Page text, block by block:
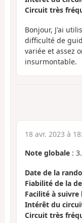
Circuit très
Bonjour, J'ai
difficulté de
variée et assez
insurmontable.
18 avr. 2023 à
Note globale :
Date de la
Fiabilité de la
Facilité à
Intérêt du
Circuit très